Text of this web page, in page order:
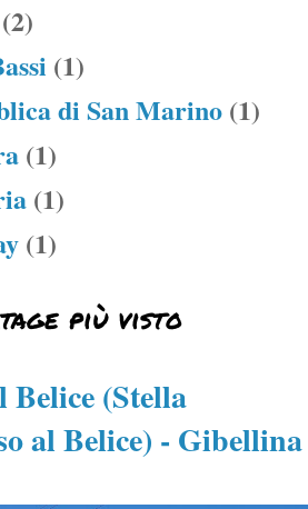
(2)
(1)
di San Marino (1)
(1)
(1)
(1)
più visto
Belice (Stella
al Belice) - Gibellina